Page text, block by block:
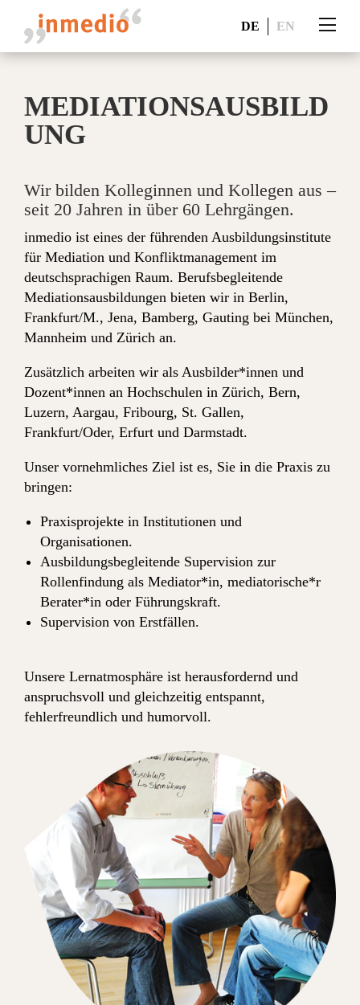
DE EN
MEDIATIONSAUSBILD
UNG
Wir bilden Kolleginnen und Kollegen aus –
seit 20 Jahren in über 60 Lehrgängen.
inmedio ist eines der führenden Ausbildungsinstitute
für Mediation und Konfliktmanagement im
deutschsprachigen Raum. Berufsbegleitende
Mediationsausbildungen bieten wir in Berlin,
Frankfurt/M., Jena, Bamberg, Gauting bei München,
Mannheim und Zürich an.
Zusätzlich arbeiten wir als Ausbilder*innen und
Dozent*innen an Hochschulen in Zürich, Bern,
Luzern, Aargau, Fribourg, St. Gallen,
Frankfurt/Oder, Erfurt und Darmstadt.
Unser vornehmliches Ziel ist es, Sie in die Praxis zu
bringen:
Praxisprojekte in Institutionen und
Organisationen.
Ausbildungsbegleitende Supervision zur
Rollenfindung als Mediator*in, mediatorische*r
Berater*in oder Führungskraft.
Supervision von Erstfällen.
Unsere Lernatmosphäre ist herausfordernd und
anspruchsvoll und gleichzeitig entspannt,
fehlerfreundlich und humorvoll.